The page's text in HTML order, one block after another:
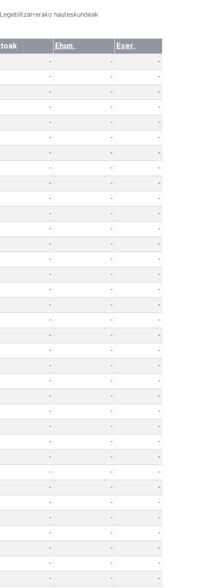
hauteskundeak
Ehun.
Eser.
- -
-
- -
-
- -
-
- -
-
- -
-
- -
-
- -
-
- -
-
- -
-
- -
-
- -
-
- -
-
- -
-
- -
-
- -
-
- -
-
- -
-
- -
-
- -
-
- -
-
- -
-
- -
-
- -
-
- -
-
- -
-
- -
-
- -
-
- -
-
- -
-
- -
-
- -
-
- -
-
- -
-
- -
-
- -
-